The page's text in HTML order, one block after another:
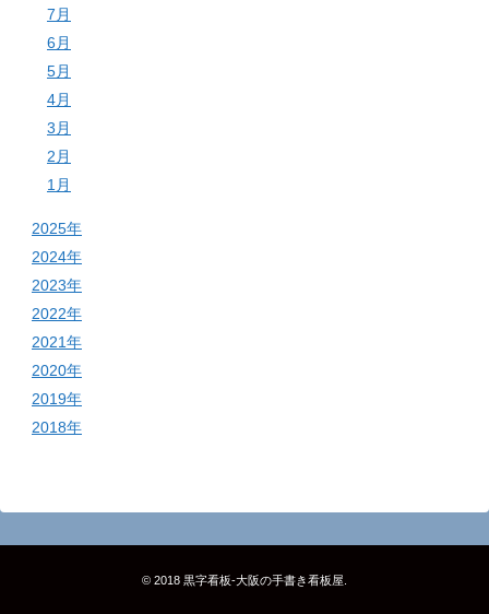
7月
6月
5月
4月
3月
2月
1月
2025年
2024年
2023年
2022年
2021年
2020年
2019年
2018年
© 2018 黒字看板‐大阪の手書き看板屋